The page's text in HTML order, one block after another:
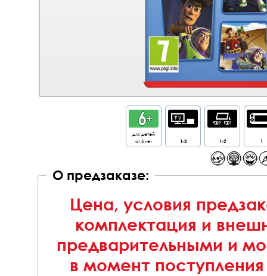
для детей
от 6 лет
1-2 1-2 1
О предзаказе:
Цена, условия
комплектация и
предварительными и
в момент